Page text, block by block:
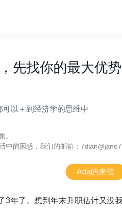
先找你的最大优
以＋到经济学的思维中
。
中的困惑，我们的邮箱：
Ada的来信
3年了。想到年末升职估计又没